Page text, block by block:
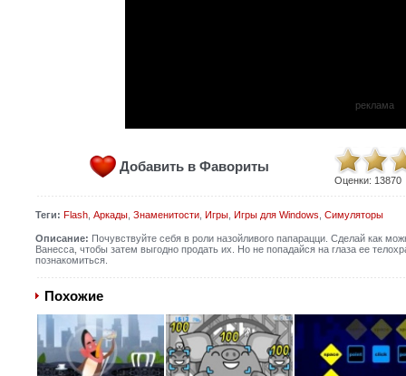
реклама
Добавить в Фавориты
Оценки: 13870
Теги: Flash, Аркады, Знаменитости, Игры, Игры для Windows Симуляторы
Описание: Почувствуйте себя в роли назойливого папарацци. Сделай как
Ванесса, чтобы затем выгодно продать их. Но не попадайся на глаза ее
познакомиться.
Похожие